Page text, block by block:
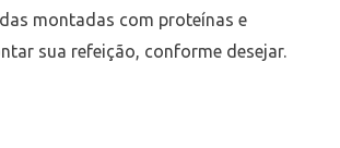
montadas com proteínas e
sua refeição, conforme desejar.